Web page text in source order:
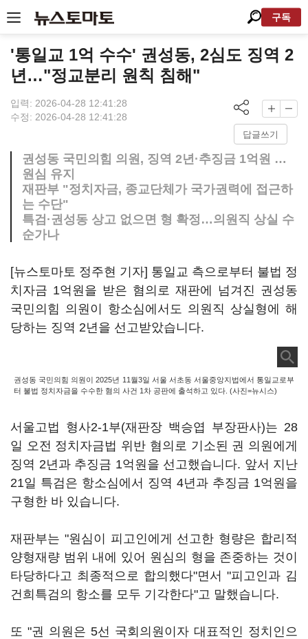
구독
'통일교 1억 수수' 권성동, 2심도 징역 2
년…"정교분리 원칙 침해"
입력: 2026-04-28 12:41:28
수정: 2026-04-28 12:41:28
답글쓰기
권성동 국민의힘 의원, 징역 2년·추징금 1억원 …
원심 유지
재판부 "정치자금, 종교단체가 국가권력에 접근하
는 수단"
특검·권성동 상고 없으면 형 확정…의원직 상실 수
순가나
[뉴스토마토 정주현 기자] 통일교 측으로부터 불법 정
치자금 1억원을 받은 혐의로 재판에 넘겨진 권성동
국민의힘 의원이 항소심에서도 의원직 상실형에 해
당하는 징역 2년을 선고받았습니다.
권성동 국민의힘 의원이 2025년 11월3일 서울 서초동 서울중앙지법에서 통일교로부
터 불법 정치자금을 수수한 혐의 사건 1차 공판에 출석하고 있다. (사진=뉴시스)
서울고법 형사2-1부(재판장 백승엽 부장판사)는 28
일 오전 정치자금법 위반 혐의로 기소된 권 의원에게
징역 2년과 추징금 1억원을 선고했습니다. 앞서 지난
21일 특검은 항소심에서 징역 4년과 추징금 1억원을
구형한 바 있습니다.
재판부는 "원심이 피고인에게 선고한 형량은 합리적
양형재량 범위 내에 있어 원심의 형을 존중하는 것이
타당하다고 최종적으로 합의했다"면서 "피고인과 김
건희특검의 항소를 모두 기각한다"고 말했습니다.
또 "권 의원은 5선 국회의원이자 대표적인 정치인으